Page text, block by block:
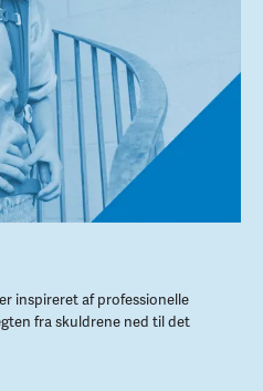
inspireret af professionelle
fra skuldrene ned til det